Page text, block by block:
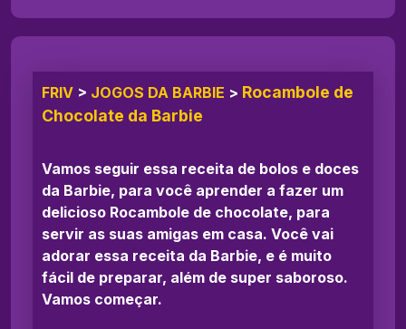
FRIV > JOGOS DA BARBIE > Rocambole de
Chocolate da Barbie
Vamos seguir essa receita de bolos e doces
da Barbie, para você aprender a fazer um
delicioso Rocambole de chocolate, para
servir as suas amigas em casa. Você vai
adorar essa receita da Barbie, e é muito
fácil de preparar, além de super saboroso.
Vamos começar.